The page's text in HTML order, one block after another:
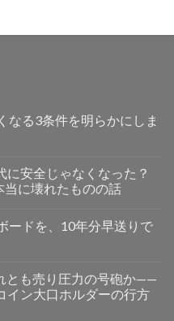
なる3条件を明らかにしま
に安全じゃなくなった？
に壊れたものの話
ードを、10年分早送りで
とも売り圧力の号砲か——
イン大口ホルダーの行方